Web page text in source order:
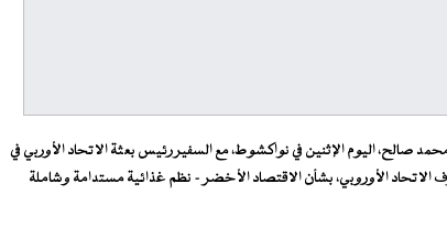
صالح، اليوم الإثنين في نواكشوط، مع السفير رئيس بعثة الاتحاد الأوربي في
الأوروبي، بشأن الاقتصاد الأخضر – نظم غذائية مستدامة وشاملة